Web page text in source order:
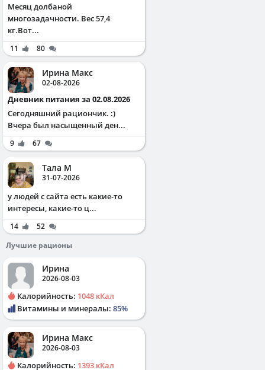
Месяц долбаной
многозадачности. Вес 57,4
кг.Вот...
11 80
Ирина Макс
02-08-2026
Дневник питания за 02.08.2026
Сегодняшний рациончик. :)
Вчера был насыщенный ден...
9 67
Тала М
31-07-2026
у людей с сайта есть какие-то
интересы, какие-то ц...
14
52
Лучшие рационы
Ирина
2026-08-03
Калорийность: 1048 кКал
Витамины и минералы: 85%
Ирина Макс
2026-08-03
Калорийность: 1393 кКал